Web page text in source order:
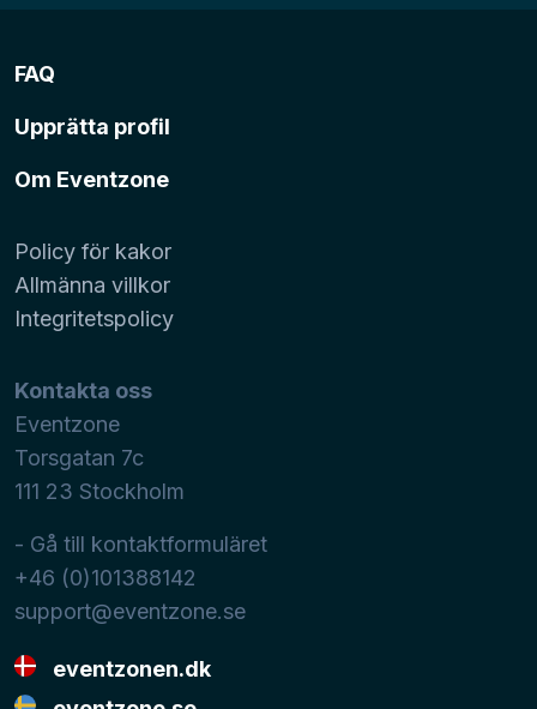
FAQ
Upprätta profil
Om Eventzone
Policy för kakor
Allmänna villkor
Integritetspolicy
Kontakta oss
Eventzone
Torsgatan 7c
111 23 Stockholm
- Gå till kontaktformuläret
+46 (0)101388142
support@eventzone.se
eventzonen.dk